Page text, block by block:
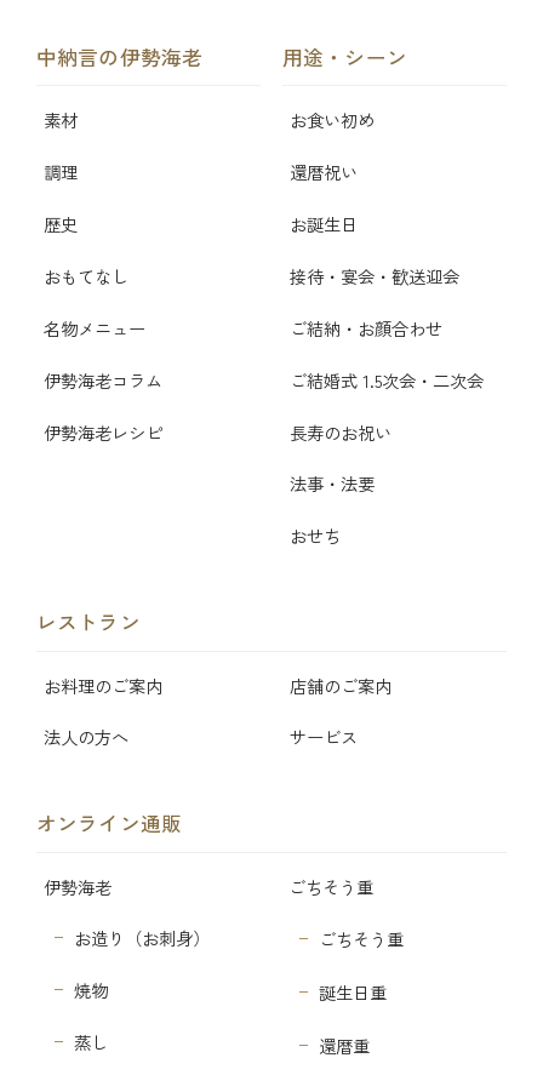
中納言の伊勢海老
素材
調理
歴史
おもてなし
名物メニュー
伊勢海老コラム
伊勢海老レシピ
用途・シーン
お食い初め
還暦祝い
お誕生日
接待・宴会・歓送迎会
ご結納・お顔合わせ
ご結婚式 1.5次会・二次会
長寿のお祝い
法事・法要
おせち
レストラン
お料理のご案内 店舗のご案内
法人の方へ サービス
オンライン通販
伊勢海老
お造り（お刺身）
焼物
蒸し
ごちそう重
ごちそう重
誕生日重
還暦重